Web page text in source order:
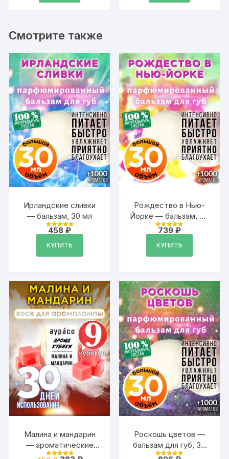
1 1
Смотрите также
Ирландские сливки
— бальзам, 30 мл
Оценка
из 5
458₽
КУПИТЬ
Рождество в Нью-
Йорке — бальзам, 30
мл
Оценка
из 5
739 ₽
КУПИТЬ
Малина и мандарин
— ароматические
кубики Аурасо,
Роскошь цветов —
бальзам для губ, 30
мл